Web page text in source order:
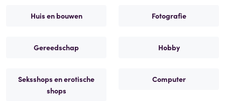
Huis en bouwen Fotografie
Gereedschap Hobby
Seksshops en erotische
shops
Computer